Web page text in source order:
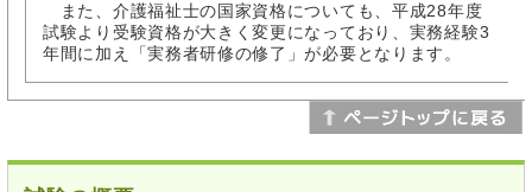
また、介護福祉士の国家資格についても、平成28年度
試験より受験資格が大きく変更になっており、実務経験3
年間に加え「実務者研修の修了」が必要となります。